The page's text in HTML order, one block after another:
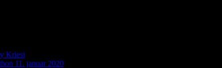
Kriesi
11. januar 2020